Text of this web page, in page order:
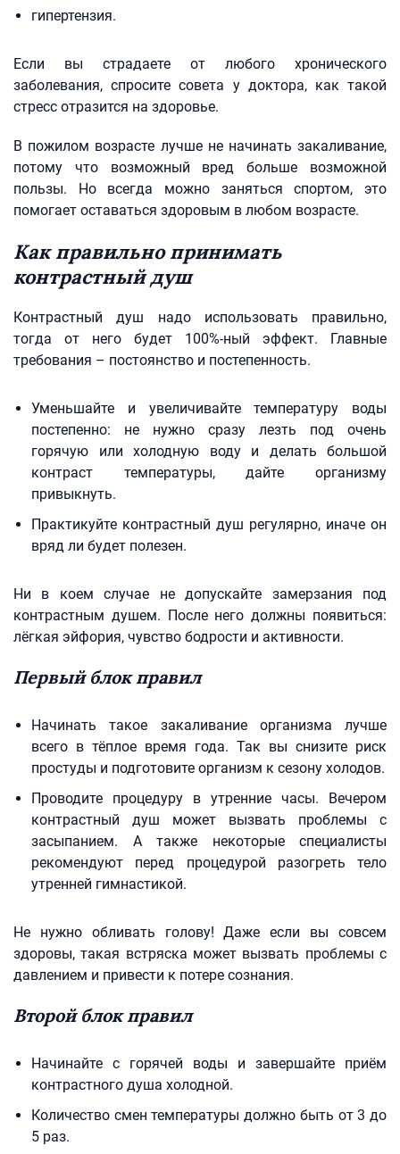
гипертензия.
Если вы страдаете от любого хронического
заболевания, спросите совета у доктора, как такой
стресс отразится на здоровье.
В пожилом возрасте лучше не начинать закаливание,
потому что возможный вред больше возможной
пользы. Но всегда можно заняться спортом, это
помогает оставаться здоровым в любом возрасте.
Как правильно принимать
контрастный душ
Контрастный душ надо использовать правильно,
тогда от него будет 100%-ный эффект. Главные
требования – постоянство и постепенность.
Уменьшайте и увеличивайте температуру воды
постепенно: не нужно сразу лезть под очень
горячую или холодную воду и делать большой
контраст температуры, дайте организму
привыкнуть.
Практикуйте контрастный душ регулярно, иначе он
вряд ли будет полезен.
Ни в коем случае не допускайте замерзания под
контрастным душем. После него должны появиться:
лёгкая эйфория, чувство бодрости и активности.
Первый блок правил
Начинать такое закаливание организма лучше
всего в тёплое время года. Так вы снизите риск
простуды и подготовите организм к сезону холодов.
Проводите процедуру в утренние часы. Вечером
контрастный душ может вызвать проблемы с
засыпанием. А также некоторые специалисты
рекомендуют перед процедурой разогреть тело
утренней гимнастикой.
Не нужно обливать голову! Даже если вы совсем
здоровы, такая встряска может вызвать проблемы с
давлением и привести к потере сознания.
Второй блок правил
Начинайте с горячей воды и завершайте приём
контрастного душа холодной.
Количество смен температуры должно быть от 3 до
5 раз.